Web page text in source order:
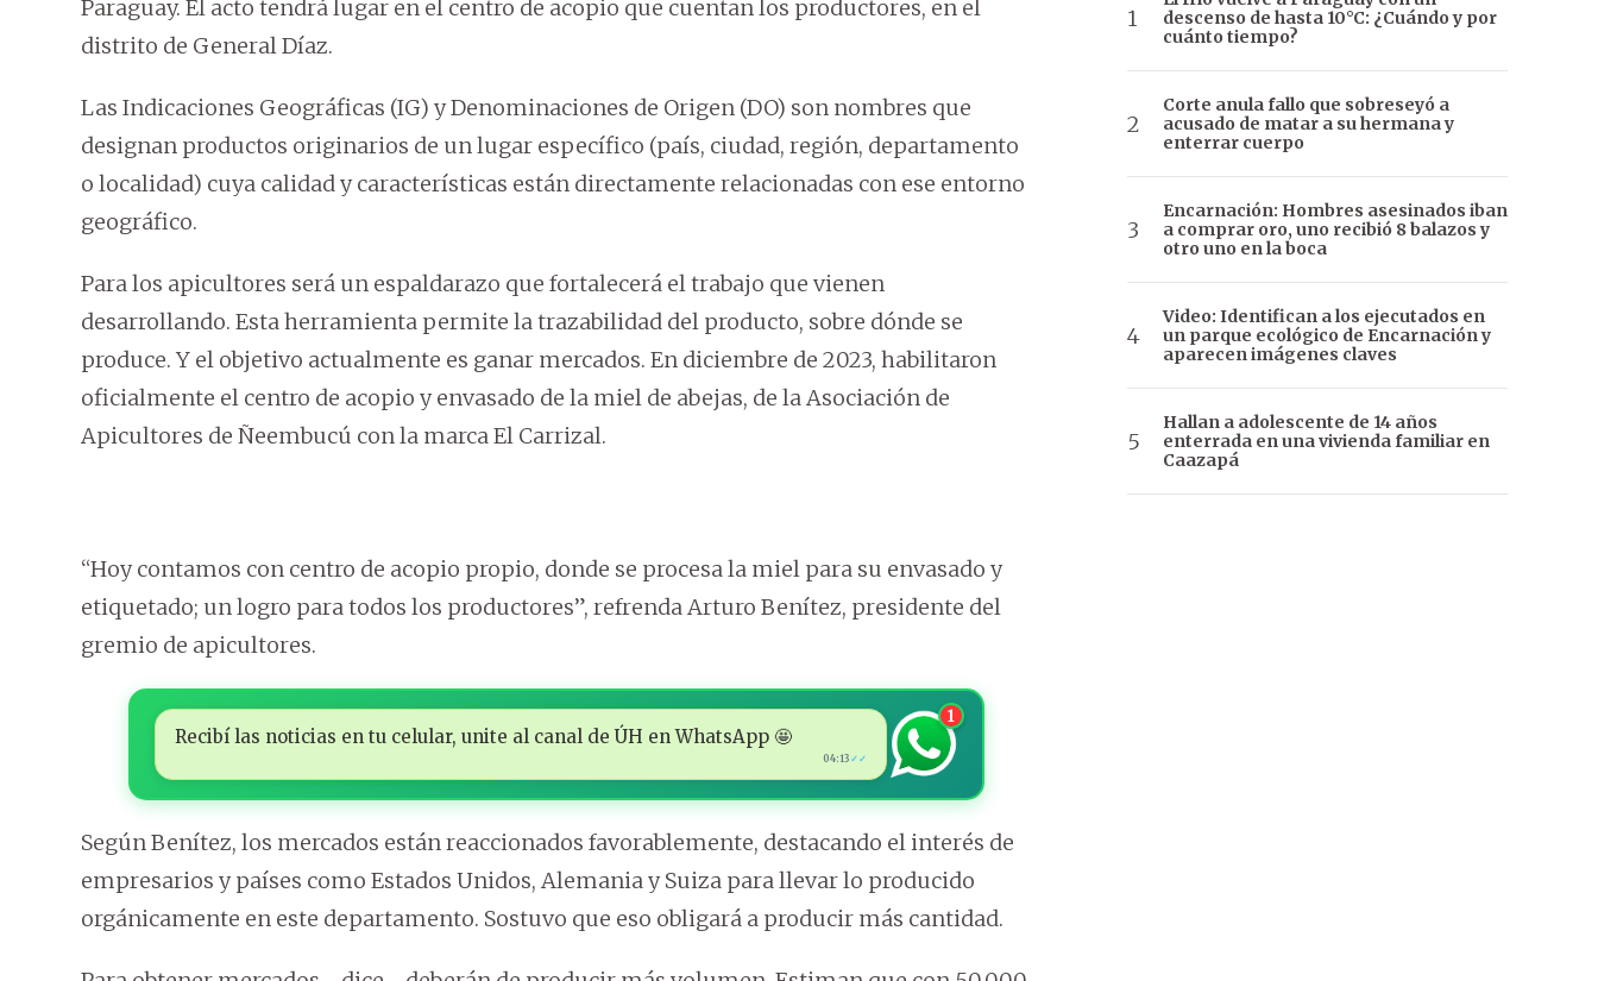
Paraguay. El acto tendrá lugar en el centro de acopio que cuentan los productores, en el
distrito de General Díaz.
Las Indicaciones Geográficas (IG) y Denominaciones de Origen (DO) son nombres que
designan productos originarios de un lugar específico (país, ciudad, región, departamento
o localidad) cuya calidad y características están directamente relacionadas con ese entorno
geográfico.
Para los apicultores será un espaldarazo que fortalecerá el trabajo que vienen
desarrollando. Esta herramienta permite la trazabilidad del producto, sobre dónde se
produce. Y el objetivo actualmente es ganar mercados. En diciembre de 2023, habilitaron
oficialmente el centro de acopio y envasado de la miel de abejas, de la Asociación de
Apicultores de Ñeembucú con la marca El Carrizal.
“Hoy contamos con centro de acopio propio, donde se procesa la miel para su envasado y
etiquetado; un logro para todos los productores”, refrenda Arturo Benítez, presidente del
gremio de apicultores.
Recibí las noticias en tu celular, unite al canal de ÚH en WhatsApp 🤩
04:13 ✓✓
1
Según Benítez, los mercados están reaccionados favorablemente, destacando el interés de
empresarios y países como Estados Unidos, Alemania y Suiza para llevar lo producido
orgánicamente en este departamento. Sostuvo que eso obligará a producir más cantidad.
descenso de hasta 10°C: ¿Cuándo y por
cuánto tiempo?
Corte anula fallo que sobreseyó a
acusado de matar a su hermana y
enterrar cuerpo
Encarnación: Hombres asesinados iban
a comprar oro, uno recibió 8 balazos y
otro uno en la boca
Video: Identifican a los ejecutados en
un parque ecológico de Encarnación y
aparecen imágenes claves
Hallan a adolescente de 14 años
enterrada en una vivienda familiar en
Caazapá